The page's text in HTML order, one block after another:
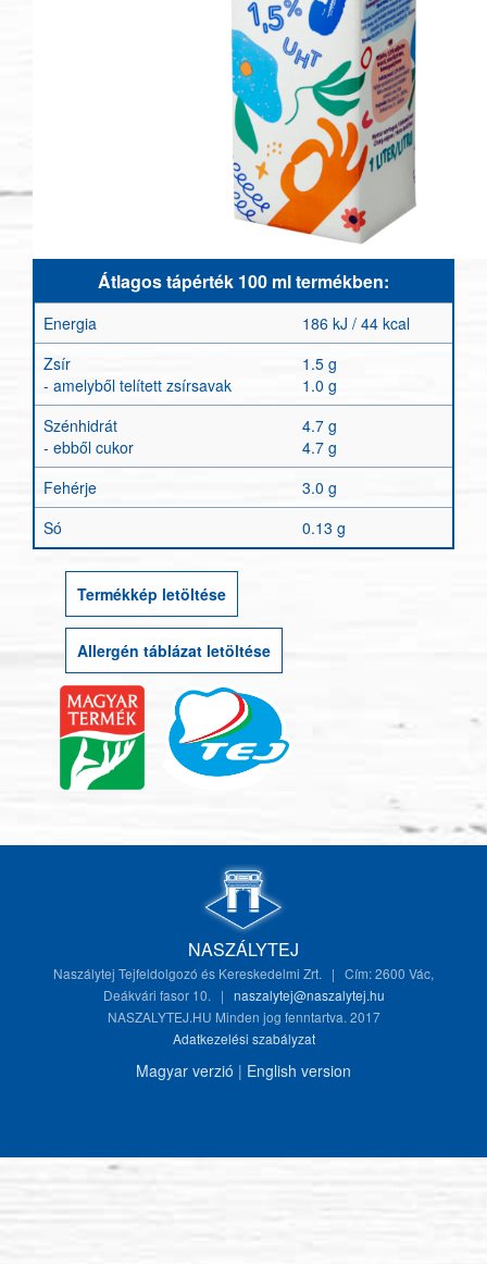
Átlagos tápérték 100 ml termékben:
Energia
186 kJ / 44 kcal
Zsír
- amelyből telített zsírsavak
1.5 g
1.0 g
Szénhidrát
- ebből cukor
4.7 g
4.7 g
Fehérje
3.0 g
Só
0.13 g
Termékkép letöltése
Allergén táblázat letöltése
NASZÁLYTEJ
Naszálytej Tejfeldolgozó és Kereskedelmi Zrt. | Cím: 2600 Vác,
Deákvári fasor 10. | naszalytej@naszalytej.hu
NASZALYTEJ.HU Minden jog fenntartva. 2017
Adatkezelési szabályzat
Magyar verzió | English version